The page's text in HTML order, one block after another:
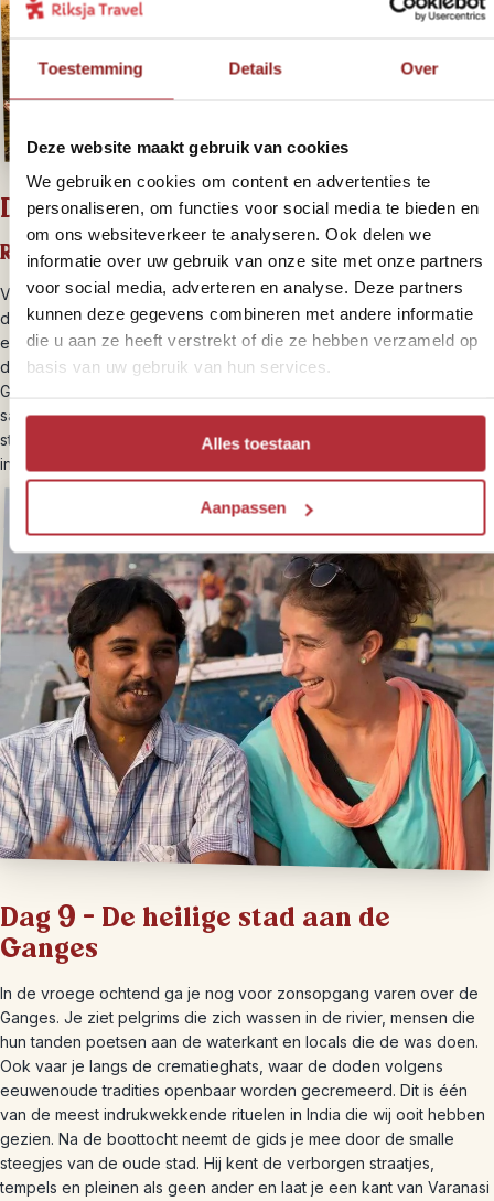
Toestemming Details Over
Deze website maakt gebruik van cookies
We gebruiken cookies om content en advertenties te
personaliseren, om functies voor social media te bieden en
om ons websiteverkeer te analyseren. Ook delen we
informatie over uw gebruik van onze site met onze partners
voor social media, adverteren en analyse. Deze partners
kunnen deze gegevens combineren met andere informatie
die u aan ze heeft verstrekt of die ze hebben verzameld op
basis van uw gebruik van hun services.
Alles toestaan
Aanpassen
Dag 8 – Met de trein naar Varanasi
Reistijd: circa 11 uur
Vandaag is een lange reisdag. Met de transfer word je in ongeveer
drie uur naar het station van Satna gebracht, waar je de trein neemt
en ongeveer acht uur later aankomt in Varanasi. Varanasi is één van
de oudste en heiligste steden van India. Langs de oevers van de
Ganges speelt het dagelijks leven zich dag en nacht af. Pelgrims,
sadhoes, koeien, tempels en markten zorgen voor een constante
stroom aan indrukken. Voor veel reizigers is dit één van de meest
indrukwekkende plekken van hun reis door India.
Dag 9 – De heilige stad aan de
Ganges
In de vroege ochtend ga je nog voor zonsopgang varen over de
Ganges. Je ziet pelgrims die zich wassen in de rivier, mensen die
hun tanden poetsen aan de waterkant en locals die de was doen.
Ook vaar je langs de crematieghats, waar de doden volgens
eeuwenoude tradities openbaar worden gecremeerd. Dit is één
van de meest indrukwekkende rituelen in India die wij ooit hebben
gezien. Na de boottocht neemt de gids je mee door de smalle
steegjes van de oude stad. Hij kent de verborgen straatjes,
tempels en pleinen als geen ander en laat je een kant van Varanasi